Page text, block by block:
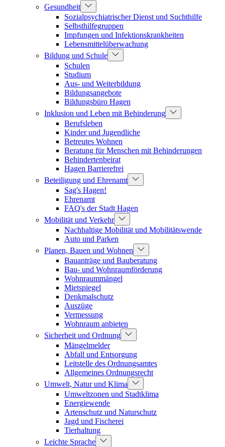
Gesundheit
Sozialpsychiatrischer Dienst und Suchthilfe
Selbsthilfegruppen
Impfungen und Infektionskrankheiten
Lebensmittelüberwachung
Bildung und Schule
Schulen
Studium
Aus- und Weiterbildung
Bildungsangebote
Bildungsbüro Hagen
Inklusion und Leben mit Behinderung
Berufsleben
Kinder und Jugendliche
Betreutes Wohnen
Beratung für Menschen mit Behinderungen
Behindertenbeirat
Hagen Barrierefrei
Beteiligung und Ehrenamt
Sag's Hagen!
Ehrenamt
FAQ's der Stadt Hagen
Mobilität und Verkehr
Nachhaltige Mobilität und Mobilitätswende
Auto und Parken
Planen, Bauen und Wohnen
Bauanträge und Bauberatung
Bau- und Wohnraumförderung
Wohnraummängel
Mietspiegel
Denkmalschutz
Auszüge
Vermessung
Wohnraum anbieten
Sicherheit und Ordnung
Mängelmelder
Abfall und Entsorgung
Leitstelle des Ordnungsamtes
Allgemeines Ordnungsrecht
Umwelt, Natur und Klima
Umweltzonen und Stadtklima
Energiewende
Artenschutz und Naturschutz
Jagd und Fischerei
Tierhaltung
Leichte Sprache